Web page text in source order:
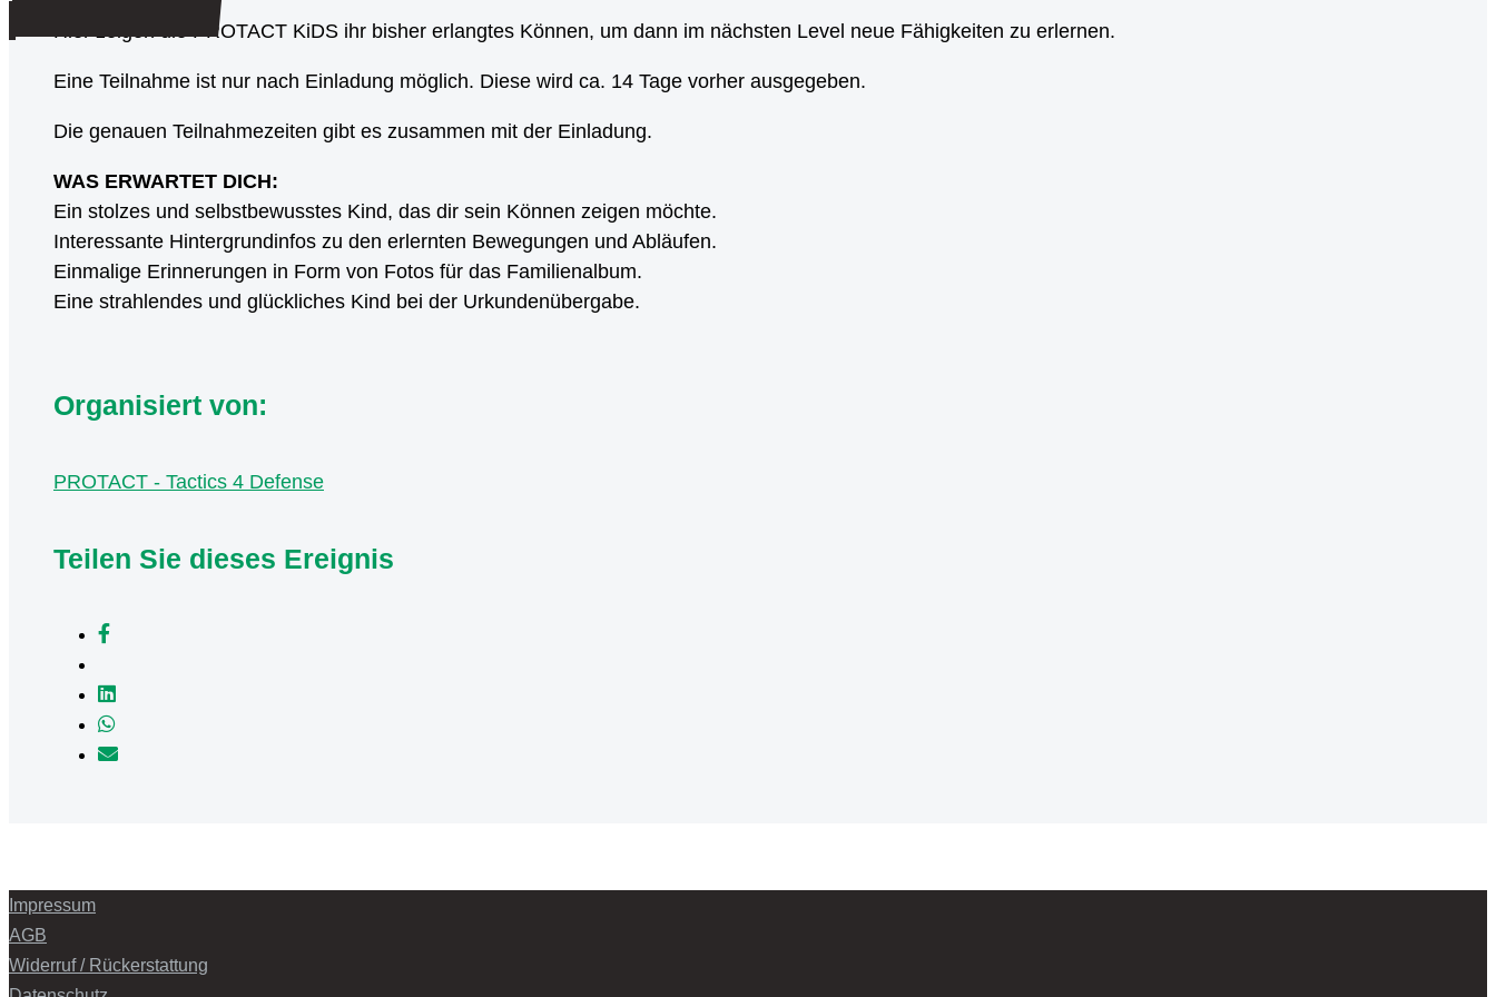
Hier zeigen die PROTACT KiDS ihr bisher erlangtes Können, um dann im nächsten Level neue Fähigkeiten zu erlernen.
Eine Teilnahme ist nur nach Einladung möglich. Diese wird ca. 14 Tage vorher ausgegeben.
Die genauen Teilnahmezeiten gibt es zusammen mit der Einladung.
WAS ERWARTET DICH:
Ein stolzes und selbstbewusstes Kind, das dir sein Können zeigen möchte.
Interessante Hintergrundinfos zu den erlernten Bewegungen und Abläufen.
Einmalige Erinnerungen in Form von Fotos für das Familienalbum.
Eine strahlendes und glückliches Kind bei der Urkundenübergabe.
Organisiert von:
PROTACT - Tactics 4 Defense
Teilen Sie dieses Ereignis
Impressum
AGB
Widerruf / Rückerstattung